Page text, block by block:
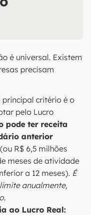
é universal. Existem
precisam
principal critério é o
pelo Lucro
pode ter receita
anterior
(ou R$ 6,5 milhões
meses de atividade
a 12 meses). É
anualmente,
ao Lucro Real: